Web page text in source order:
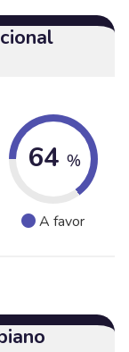
64 %
A favor